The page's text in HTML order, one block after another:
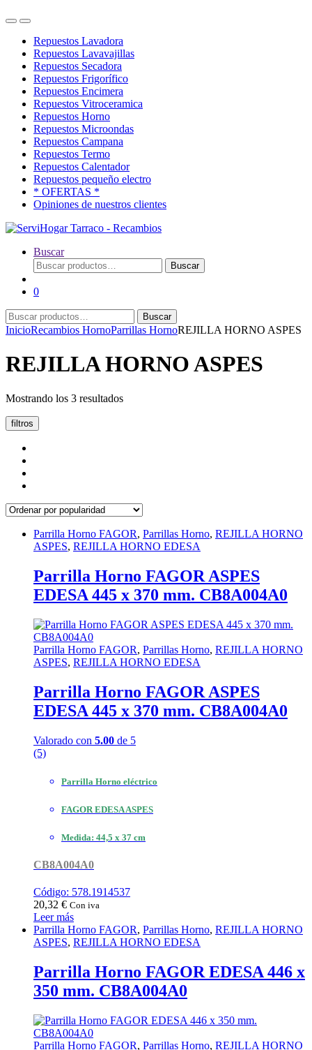
OpenClose
Repuestos Lavadora
Repuestos Lavavajillas
Repuestos Secadora
Repuestos Frigorífico
Repuestos Encimera
Repuestos Vitroceramica
Repuestos Horno
Repuestos Microondas
Repuestos Campana
Repuestos Termo
Repuestos Calentador
Repuestos pequeño electro
* OFERTAS *
Opiniones de nuestros clientes
Buscar
Buscar
por:
Buscar
0
Buscar
por:
Buscar
InicioRecambios HornoParrillas HornoREJILLA HORNO ASPES
REJILLA HORNO ASPES
Mostrando los 3 resultadosOrdenado
filtros
Parrilla Horno FAGOR, Parrillas Horno, REJILLA HORNO
ASPES, REJILLA HORNO EDESA
Parrilla Horno FAGOR ASPES
EDESA 445 x 370 mm. CB8A004A0
Parrilla Horno FAGOR, Parrillas Horno, REJILLA HORNO
ASPES, REJILLA HORNO EDESA
Parrilla Horno FAGOR ASPES
EDESA 445 x 370 mm. CB8A004A0
Valorado con 5.00 de 5
(5)
Parrilla Horno eléctrico
FAGOR EDESA ASPES
Medida: 44,5 x 37 cm
CB8A004A0
Código: 578.1914537
20,32 € Con iva
Leer más
Parrilla Horno FAGOR, Parrillas Horno, REJILLA HORNO
ASPES, REJILLA HORNO EDESA
Parrilla Horno FAGOR EDESA 446 x
350 mm. CB8A004A0
Parrilla Horno FAGOR, Parrillas Horno, REJILLA HORNO